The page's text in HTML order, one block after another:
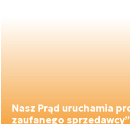
Nasz Prąd uruchamia
zaufanego sprzedawcy”